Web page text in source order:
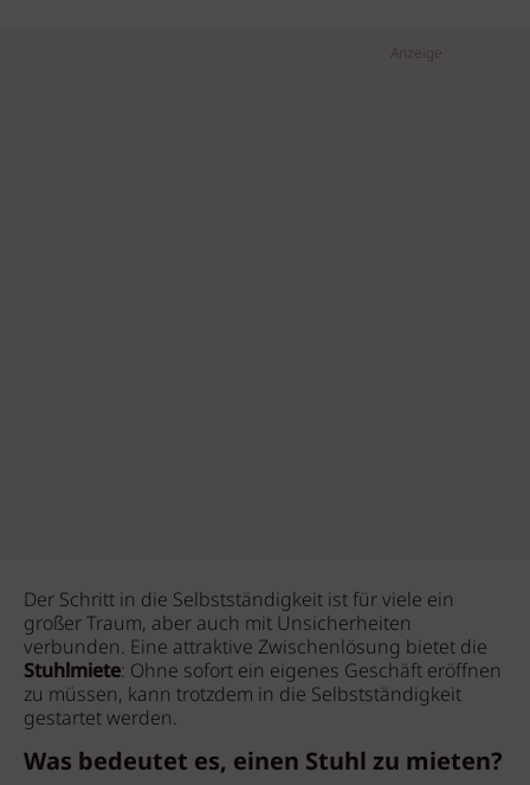
Anzeige
Der Schritt in die Selbstständigkeit ist für viele ein
großer Traum, aber auch mit Unsicherheiten
verbunden. Eine attraktive Zwischenlösung bietet die
Stuhlmiete: Ohne sofort ein eigenes Geschäft eröffnen
zu müssen, kann trotzdem in die Selbstständigkeit
gestartet werden.
Was bedeutet es, einen Stuhl zu mieten?